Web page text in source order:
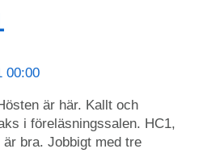
00:00
är här. Kallt och
i föreläsningssalen. HC1,
bra. Jobbigt med tre